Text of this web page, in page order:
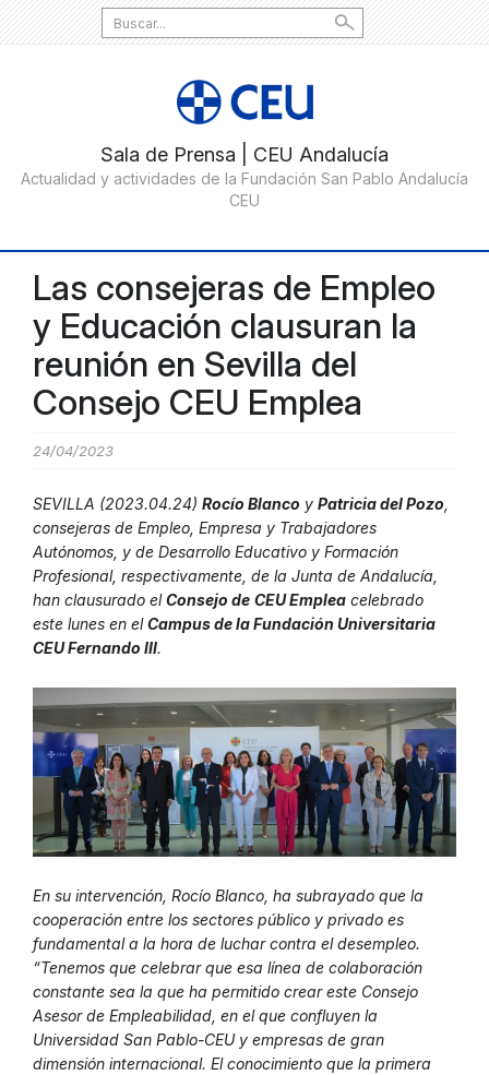
Search
for:
Las consejeras de Empleo
y Educación clausuran la
reunión en Sevilla del
Consejo CEU Emplea
24/04/2023
SEVILLA (2023.04.24) Rocío Blanco y Patricia del Pozo
consejeras de Empleo, Empresa y Trabajadores
Autónomos, y de Desarrollo Educativo y Formación
Profesional, respectivamente, de la Junta de Andalucía,
han clausurado elConsejo de CEU Emplea celebrado
este lunes en elCampus de la Fundación Universitaria
CEU Fernando III.
En su intervención, Rocío Blanco, ha subrayado que la
cooperación entre los sectores público y privado es
fundamental a la hora de luchar contra el desempleo.
“Tenemos que celebrar que esa línea de colaboración
constante sea la que ha permitido crear este Consejo
Asesor de Empleabilidad, en el que confluyen la
Universidad San Pablo-CEU y empresas de gran
dimensión internacional. El conocimiento que la primera